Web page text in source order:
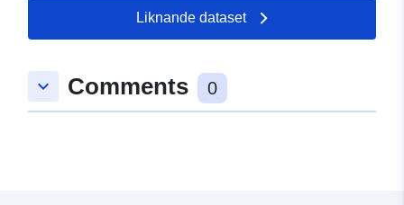
Liknande dataset
keyboard_arrow_down Comments 0